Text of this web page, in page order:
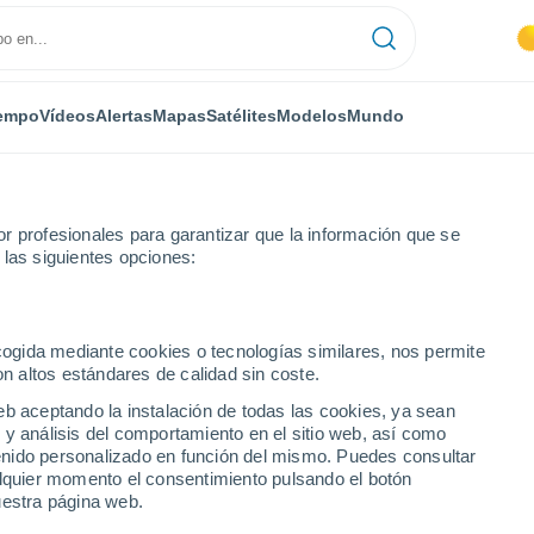
profesionales para garantizar que la información que se
siguientes opciones:
mediante cookies o tecnologías similares, nos permite
altos estándares de calidad sin coste.
aceptando la instalación de todas las cookies, ya sean
análisis del comportamiento en el sitio web, así como
personalizado en función del mismo. Puedes consultar
momento el consentimiento pulsando el botón
página web.
VídeosAlertasMapasSatélitesModelosMundo
...
Por horas